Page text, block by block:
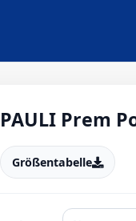
PAULI Prem
Größentabelle